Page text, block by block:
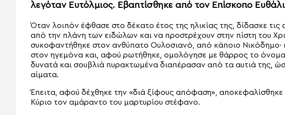
λεγόταν Ευτόλμιος. Εβαπτίσθηκε από τον Επίσκοπο
Όταν λοιπόν έφθασε στο δέκατο έτος της ηλικίας της, δίδασκε τις
από την πλάνη των ειδώλων και να προ­στρέχουν στην πίστη του
συκοφαντήθηκε στον ανθύπατο Ουλοσιανό, από κάποιο Νικόδημο·
στον ηγεμόνα και, αφού ρωτήθηκε, ομολόγησε με θάρρος το όνομα
δυνα­τά και σουβλιά πυρακτωμένα διαπέρασαν από τα αυτιά της,
αίματα.
Έπειτα, αφού δέχθηκε την «διά ξίφους απόφαση», αποκεφαλίσθηκε
Κύριο τον αμάραντο του μαρτυρίου στέφανο.